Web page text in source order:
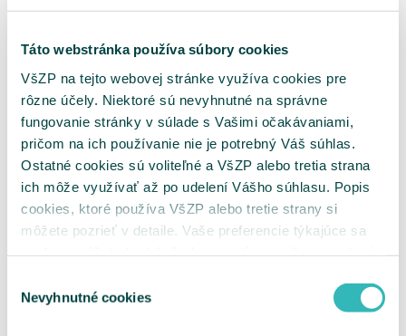
Táto webstránka používa súbory cookies
VšZP na tejto webovej stránke využíva cookies pre
rôzne účely. Niektoré sú nevyhnutné na správne
fungovanie stránky v súlade s Vašimi očakávaniami,
pričom na ich používanie nie je potrebný Váš súhlas.
Ostatné cookies sú voliteľné a VšZP alebo tretia strana
ich môže využívať až po udelení Vášho súhlasu. Popis
cookies, ktoré používa VšZP alebo tretie strany si
môžete pozrieť v detaile. Vaše preferencie týkajúce sa
súhlasu
Nevyhnutné cookies
Metodika k hodnotiacim parametrom pre
Metodika k hodnotiacim parametrom pre
ADOS
Metodika k hodnotiacim parametrom pre
DIAL
Metodika k hodnotiacim parametrom pre
JZS
Metodika k hodnotiacim parametrom pre
Metodika k hodnotiacim parametrom pre
MR
Metodika k hodnotiacim parametrom pre
Metodika optimalizácie siete MR a CT pracovísk
Sieť MR pracovísk
Metodika klasifikácie RTG skiagrafických
pracovísk